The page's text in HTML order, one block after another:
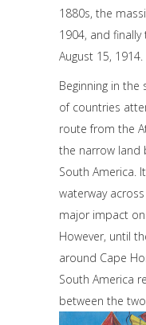
1880s, the
1904, and
August 15, 1914.
Beginning in
of countries
route from the
the narrow land
South America.
waterway
major impact
However, until
around Cape
South America
between the